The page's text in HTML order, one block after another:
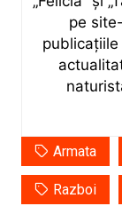
pe
Armata
Razboi